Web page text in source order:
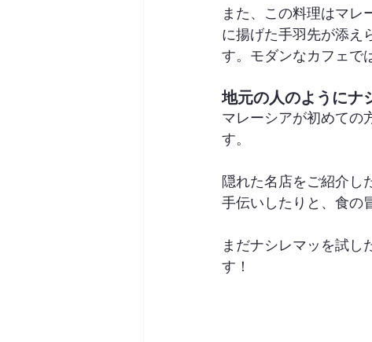
また、この料理はマレ
に揚げた手羽先が添え
す。モダンなカフェで
地元の人のようにナ
マレーシアが初めての
す。
隠れた名店をご紹介し
手伝いしたりと、食の
まだナシレマッを試し
す！